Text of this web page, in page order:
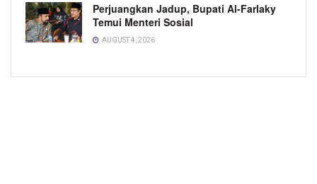
Perjuangkan Jadup, Bupati Al-Farlaky
Temui Menteri Sosial
AUGUST 4, 2026